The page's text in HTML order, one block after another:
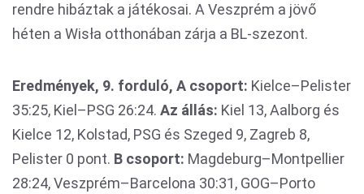
rendre hibáztak a játékosai. A Veszprém a jövő
héten a Wisła otthonában zárja a BL-szezont.
Eredmények, 9. forduló, A csoport: Kielce–Pelister
35:25, Kiel–PSG 26:24. Az állás: Kiel 13, Aalborg és
Kielce 12, Kolstad, PSG és Szeged 9, Zagreb 8,
Pelister 0 pont. B csoport: Magdeburg–Montpellier
28:24, Veszprém–Barcelona 30:31, GOG–Porto